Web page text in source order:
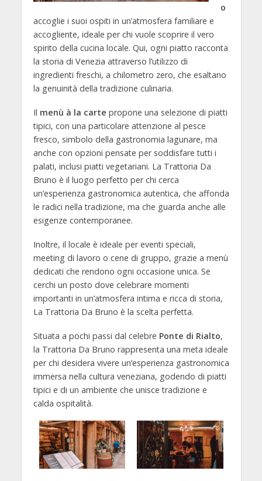
o
accoglie i suoi ospiti in un’atmosfera familiare e
accogliente, ideale per chi vuole scoprire il vero
spirito della cucina locale. Qui, ogni piatto racconta
la storia di Venezia attraverso l’utilizzo di
ingredienti freschi, a chilometro zero, che esaltano
la genuinità della tradizione culinaria.
Il menù à la carte propone una selezione di piatti
tipici, con una particolare attenzione al pesce
fresco, simbolo della gastronomia lagunare, ma
anche con opzioni pensate per soddisfare tutti i
palati, inclusi piatti vegetariani. La Trattoria Da
Bruno è il luogo perfetto per chi cerca
un’esperienza gastronomica autentica, che affonda
le radici nella tradizione, ma che guarda anche alle
esigenze contemporanee.
Inoltre, il locale è ideale per eventi speciali,
meeting di lavoro o cene di gruppo, grazie a menù
dedicati che rendono ogni occasione unica. Se
cerchi un posto dove celebrare momenti
importanti in un’atmosfera intima e ricca di storia,
La Trattoria Da Bruno è la scelta perfetta.
Situata a pochi passi dal celebre Ponte di Rialto,
la Trattoria Da Bruno rappresenta una meta ideale
per chi desidera vivere un’esperienza gastronomica
immersa nella cultura veneziana, godendo di piatti
tipici e di un ambiente che unisce tradizione e
calda ospitalità.